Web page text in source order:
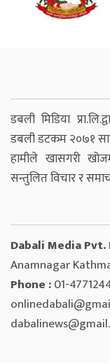
डबली मिडिया
डबली डटकम २०७१
हामीले खासगरी
सन्तुलित विचार र
Dabali Media
Anamnagar
Phone :01-